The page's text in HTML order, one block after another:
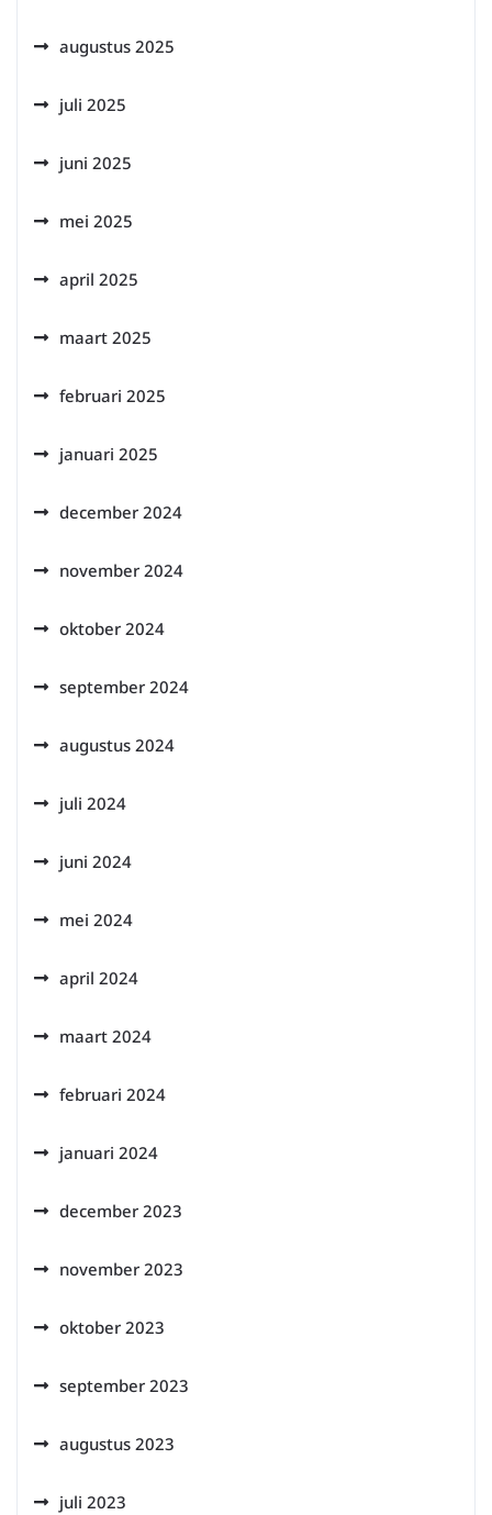
augustus 2025
juli 2025
juni 2025
mei 2025
april 2025
maart 2025
februari 2025
januari 2025
december 2024
november 2024
oktober 2024
september 2024
augustus 2024
juli 2024
juni 2024
mei 2024
april 2024
maart 2024
februari 2024
januari 2024
december 2023
november 2023
oktober 2023
september 2023
augustus 2023
juli 2023